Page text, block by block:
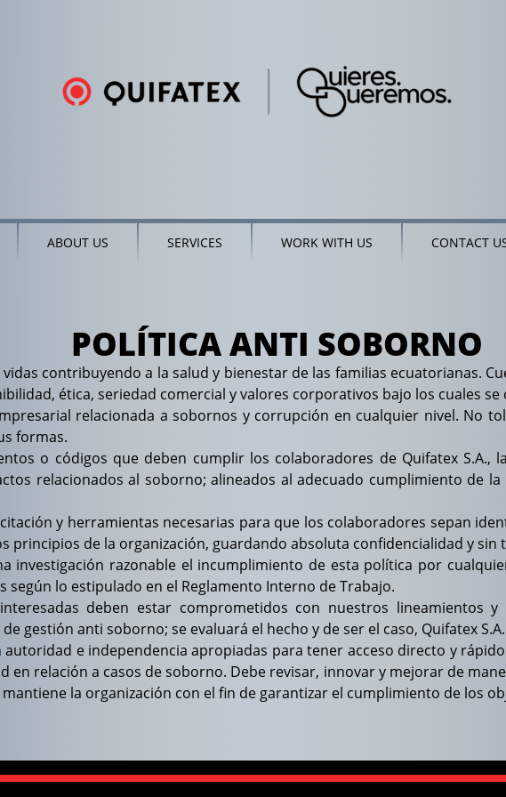
ABOUT US SERVICES WORK WITH US CONTACT
POLÍTICA ANTI SOBORNO
contribuyendo a la salud y bienestar de las familias ecuatorianas.
ética, seriedad comercial y valores corporativos bajo los cuales
relacionada a sobornos y corrupción en cualquier nivel. No
formas.
o códigos que deben cumplir los colaboradores de Quifatex
relacionados al soborno; alineados al adecuado cumplimiento de
y herramientas necesarias para que los colaboradores sepan
principios de la organización, guardando absoluta confidencialidad y sin
investigación razonable el incumplimiento de esta política por
según lo estipulado en el Reglamento Interno de Trabajo.
deben estar comprometidos con nuestros lineamientos
gestión anti soborno; se evaluará el hecho y de ser el caso, Quifatex
e independencia apropiadas para tener acceso directo y
en relación a casos de soborno. Debe revisar, innovar y mejorar de
la organización con el fin de garantizar el cumplimiento de los